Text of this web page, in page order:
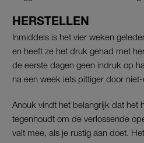
HERSTELLEN
Inmiddels is het vier weken
en heeft ze het druk gehad met
de eerste dagen geen indruk op
na een week iets pittiger door
Anouk vindt het belangrijk dat het
tegenhoudt om de verlossende
valt mee, als je rustig aan doet.